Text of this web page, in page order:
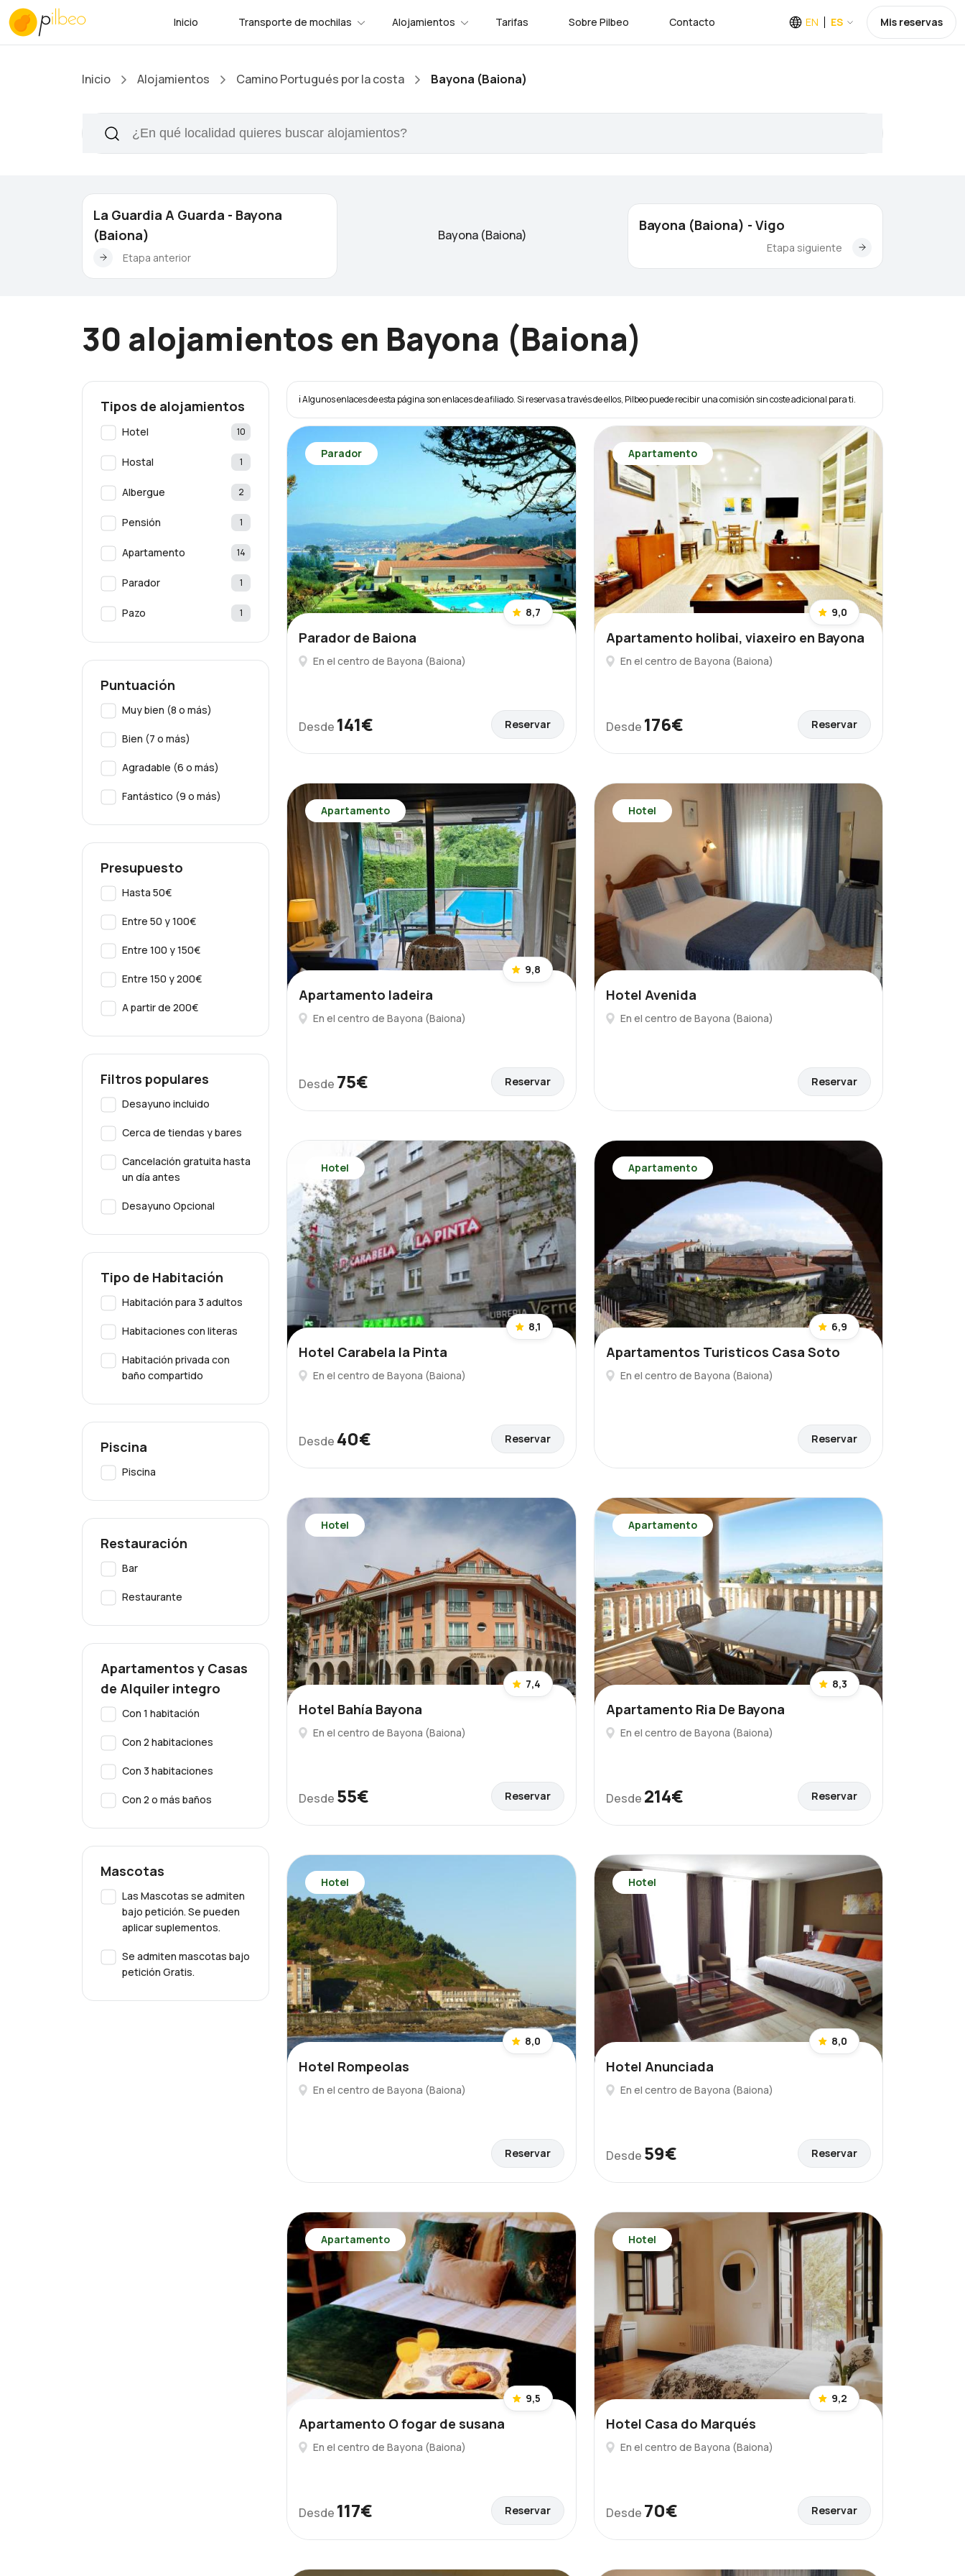
Inicio Transporte de mochilas Alojamientos Tarifas Sobre Pilbeo Contacto EN ES Mis reservas
Inicio Alojamientos Camino Portugués por la costa Bayona (Baiona)
La Guardia A Guarda - Bayona
(Baiona)
Etapa anterior
Bayona (Baiona) - Vigo
Etapa siguiente
Bayona (Baiona)
30 alojamientos en Bayona (Baiona)
Tipos de alojamientos
Hotel 10
Hostal 1
Albergue 2
Pensión 1
Apartamento 14
Parador 1
Pazo 1
Puntuación
Muy bien (8 o más)
Bien (7 o más)
Agradable (6 o más)
Fantástico (9 o más)
Presupuesto
Hasta 50€
Entre 50 y 100€
Entre 100 y 150€
Entre 150 y 200€
A partir de 200€
Filtros populares
Desayuno incluido
Cerca de tiendas y bares
Cancelación gratuita hasta
un día antes
Desayuno Opcional
Tipo de Habitación
Habitación para 3 adultos
Habitaciones con literas
Habitación privada con
baño compartido
Piscina
Piscina
Restauración
Bar
Restaurante
Apartamentos y Casas
de Alquiler integro
Con 1 habitación
Con 2 habitaciones
Con 3 habitaciones
Con 2 o más baños
Mascotas
Las Mascotas se admiten
bajo petición. Se pueden
aplicar suplementos.
Se admiten mascotas bajo
petición Gratis.
ℹ️ Algunos enlaces de esta página son enlaces de afiliado. Si reservas a través de ellos, Pilbeo puede recibir una comisión sin coste adicional para ti.
Parador
8,7
Parador de Baiona
En el centro de Bayona (Baiona)
Desde 141€ Reservar
Apartamento
9,0
Apartamento holibai, viaxeiro en Bayona
En el centro de Bayona (Baiona)
Desde 176€ Reservar
Apartamento
9,8
Apartamento ladeira
En el centro de Bayona (Baiona)
Desde 75€ Reservar
Hotel
Hotel Avenida
En el centro de Bayona (Baiona)
Reservar
Hotel
8,1
Hotel Carabela la Pinta
En el centro de Bayona (Baiona)
Desde 40€ Reservar
Apartamento
6,9
Apartamentos Turisticos Casa Soto
En el centro de Bayona (Baiona)
Reservar
Hotel
7,4
Hotel Bahía Bayona
En el centro de Bayona (Baiona)
Desde 55€ Reservar
Apartamento
8,3
Apartamento Ria De Bayona
En el centro de Bayona (Baiona)
Desde 214€ Reservar
Hotel
8,0
Hotel Rompeolas
En el centro de Bayona (Baiona)
Reservar
Hotel
8,0
Hotel Anunciada
En el centro de Bayona (Baiona)
Desde 59€ Reservar
Apartamento
9,5
Apartamento O fogar de susana
En el centro de Bayona (Baiona)
Desde 117€ Reservar
Hotel
9,2
Hotel Casa do Marqués
En el centro de Bayona (Baiona)
Desde 70€ Reservar